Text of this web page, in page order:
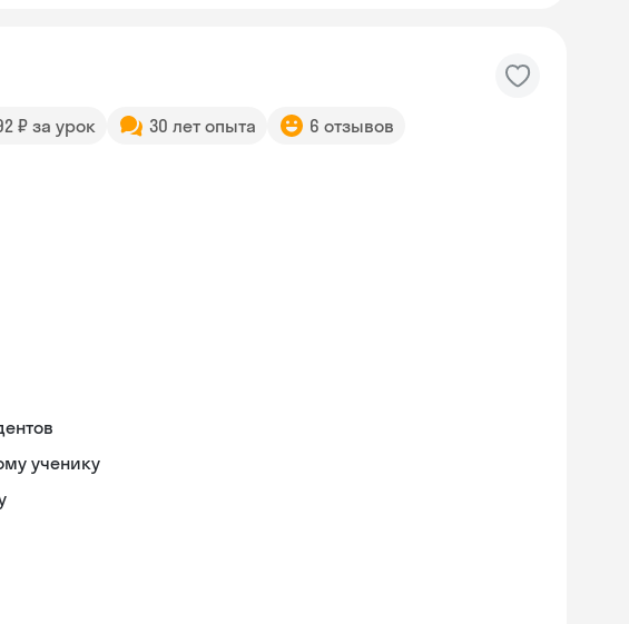
₽ за урок 30 лет опыта 6 отзывов
ученику